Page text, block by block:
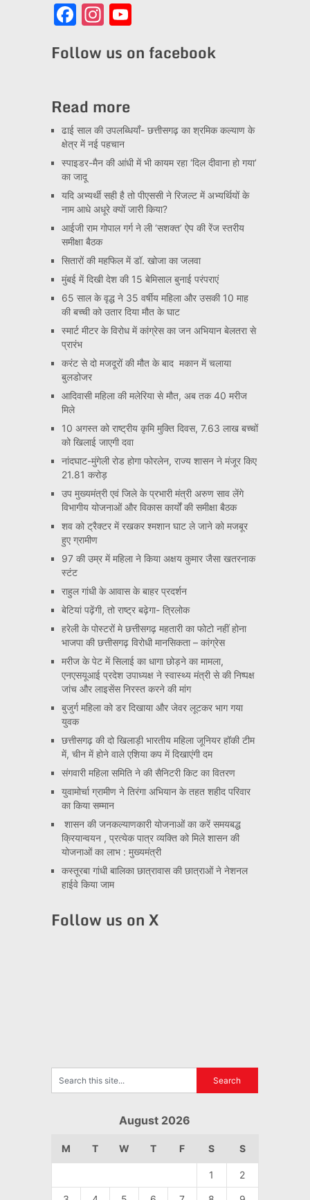
Facebook
Instagram
YouTube
Follow us on facebook
Read more
ढाई साल की उपलब्धियाँ- छत्तीसगढ़ का श्रमिक कल्याण के
क्षेत्र में नई पहचान
स्पाइडर-मैन की आंधी में भी कायम रहा ‘दिल दीवाना हो गया’
का जादू
यदि अभ्यर्थी सही है तो पीएससी ने रिजल्ट में अभ्यर्थियों के
नाम आधे अधूरे क्यों जारी किया?
आईजी राम गोपाल गर्ग ने ली ‘सशक्त’ ऐप की रेंज स्तरीय
समीक्षा बैठक
सितारों की महफिल में डॉ. खोजा का जलवा
मुंबई में दिखी देश की 15 बेमिसाल बुनाई परंपराएं
65 साल के वृद्ध ने 35 वर्षीय महिला और उसकी 10 माह
की बच्ची को उतार दिया मौत के घाट
स्मार्ट मीटर के विरोध में कांग्रेस का जन अभियान बेलतरा से
प्रारंभ
करंट से दो मजदूरों की मौत के बाद मकान में चलाया
बुलडोजर
आदिवासी महिला की मलेरिया से मौत, अब तक 40 मरीज
मिले
10 अगस्त को राष्ट्रीय कृमि मुक्ति दिवस, 7.63 लाख बच्चों
को खिलाई जाएगी दवा
नांदघाट-मुंगेली रोड होगा फोरलेन, राज्य शासन ने मंजूर किए
21.81 करोड़
उप मुख्यमंत्री एवं जिले के प्रभारी मंत्री अरुण साव लेंगे
विभागीय योजनाओं और विकास कार्यों की समीक्षा बैठक
शव को ट्रैक्टर में रखकर श्मशान घाट ले जाने को मजबूर
हुए ग्रामीण
97 की उम्र में महिला ने किया अक्षय कुमार जैसा खतरनाक
स्टंट
राहुल गांधी के आवास के बाहर प्रदर्शन
बेटियां पढ़ेंगी, तो राष्ट्र बढ़ेगा- त्रिलोक
हरेली के पोस्टरों मे छत्तीसगढ़ महतारी का फोटो नहीं होना
भाजपा की छत्तीसगढ़ विरोधी मानसिकता – कांग्रेस
मरीज के पेट में सिलाई का धागा छोड़ने का मामला,
एनएसयूआई प्रदेश उपाध्यक्ष ने स्वास्थ्य मंत्री से की निष्पक्ष
जांच और लाइसेंस निरस्त करने की मांग
बुजुर्ग महिला को डर दिखाया और जेवर लूटकर भाग गया
युवक
छत्तीसगढ़ की दो खिलाड़ी भारतीय महिला जूनियर हॉकी टीम
में, चीन में होने वाले एशिया कप में दिखाएंगी दम
संगवारी महिला समिति ने की सैनिटरी किट का वितरण
युवामोर्चा ग्रामीण ने तिरंगा अभियान के तहत शहीद परिवार
का किया सम्मान
शासन की जनकल्याणकारी योजनाओं का करें समयबद्ध
क्रियान्वयन , प्रत्येक पात्र व्यक्ति को मिले शासन की
योजनाओं का लाभ : मुख्यमंत्री
कस्तूरबा गांधी बालिका छात्रावास की छात्राओं ने नेशनल
हाईवे किया जाम
Follow us on X
August 2026
M T W T F S S
1 2